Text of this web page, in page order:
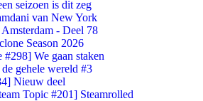
seizoen is dit zeg
van New York
Amsterdam - Deel 78
Season 2026
We gaan staken
gehele wereld #3
Nieuw deel
Topic #201] Steamrolled